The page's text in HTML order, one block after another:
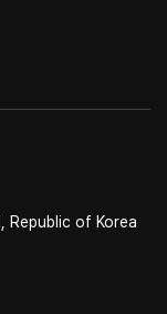
Republic of Korea